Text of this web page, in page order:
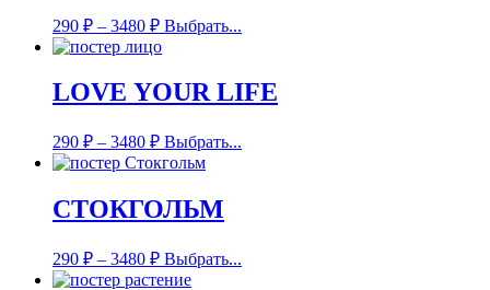
290 ₽ – 3480 ₽ Выбрать...
LOVE YOUR LIFE
290 ₽ – 3480 ₽ Выбрать...
СТОКГОЛЬМ
290 ₽ – 3480 ₽ Выбрать...